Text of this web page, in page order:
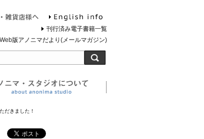
台について
書店・雑貨店様へ
刊行済み電子書籍一覧
Web版アノニマだより(メールマガジン)
だきました！